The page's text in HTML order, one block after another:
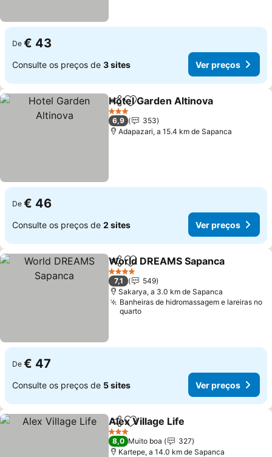
De € 43
Consulte os preços de 3 sites Ver preços
PartilharAdicionar aos favoritos
Hotel Garden Altinova
3 Estrelas
6,9
353
Adapazari, a 15.4 km de Sapanca
De € 46
Consulte os preços de 2 sites Ver preços
PartilharAdicionar aos favoritos
World DREAMS Sapanca
4 Estrelas
7,1
549
Sakarya, a 3.0 km de Sapanca
Banheiras de hidromassagem e lareiras no
quarto
De € 47
Consulte os preços de 5 sites Ver preços
PartilharAdicionar aos favoritos
Alex Village Life
3 Estrelas
8,0 Muito boa
327
Kartepe, a 14.0 km de Sapanca